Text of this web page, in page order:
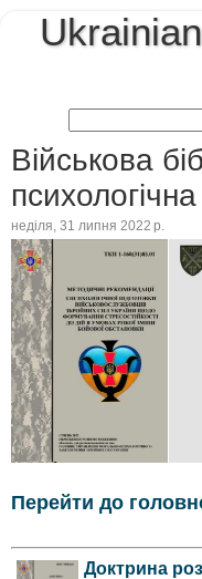
Військова
неділя, 31 липня 2022 р.
Перейти до
Доктрина